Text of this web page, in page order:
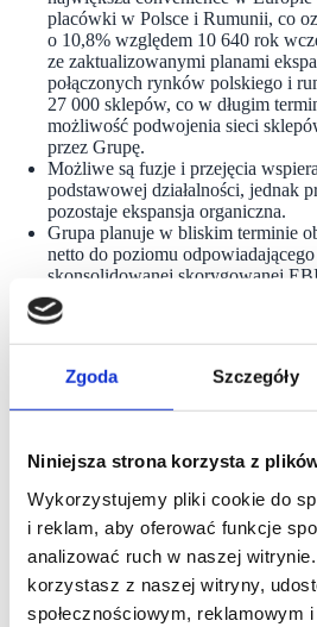
Zgoda Szczegóły
Niniejsza strona korzysta z
Wykorzystujemy pliki cookie do
i reklam, aby oferować funkcje
analizować ruch w naszej
korzystasz z naszej witryny,
społecznościowym, reklamowym i
placówki w Polsce i Rumunii, co
o 10,8% względem 10 640 rok
ze zaktualizowanymi planami
połączonych rynków polskiego i
27 000 sklepów, co w długim
możliwość podwojenia sieci
przez Grupę.
Możliwe są fuzje i przejęcia
podstawowej działalności, jednak
pozostaje ekspansja organiczna.
Grupa planuje w bliskim terminie
netto do poziomu
skonsolidowanej skorygowanej
Po pierwszym półroczu 2025 r.
1,2x (2,1x na koniec 2023 r.). W
i długoterminowych planach
płynności, w celu zachowania
Przy utrzymaniu dźwigni
Dyrektorów zamierza
dywidendy na poziomie 50%
netto osiągniętego w poprzednim
W kolejnych latach dywidenda
do 70%, w zależności od sytuacji
inwestycyjnych.
Rada Dyrektorów może
dywidendę w przypadku